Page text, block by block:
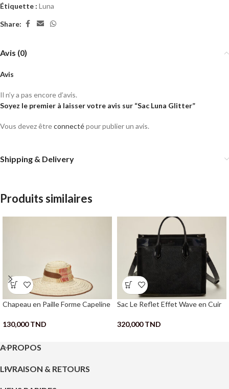
Étiquette : Luna
Share:
Avis (0)
Avis
Il n’y a pas encore d’avis.
Soyez le premier à laisser votre avis sur “Sac Luna Glitter”
Vous devez êtreconnectépour publier un avis.
Shipping & Delivery
Produits similaires
Chapeau en Paille Forme Capeline
130,000TND
Sac Le Reflet Effet Wave en Cuir
320,000TND
A PROPOS
LIVRAISON & RETOURS